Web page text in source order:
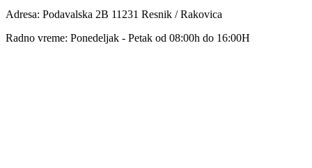
Adresa: Podavalska 2B 11231 Resnik / Rakovica
Radno vreme: Ponedeljak - Petak od 08:00h do 16:00H